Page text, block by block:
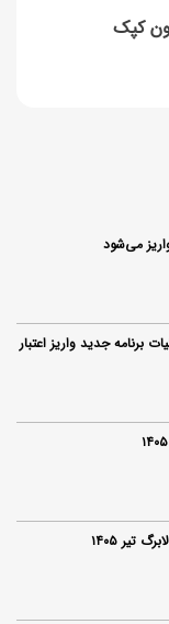
برنامه جدید واریز اعتبار
تیر ۱۴۰۵
کپک